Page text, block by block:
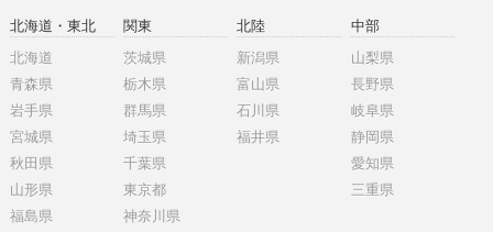
北海道・東北
北海道
青森県
岩手県
宮城県
秋田県
山形県
福島県
関東
茨城県
栃木県
群馬県
埼玉県
千葉県
東京都
神奈川県
北陸
新潟県
富山県
石川県
福井県
中部
山梨県
長野県
岐阜県
静岡県
愛知県
三重県